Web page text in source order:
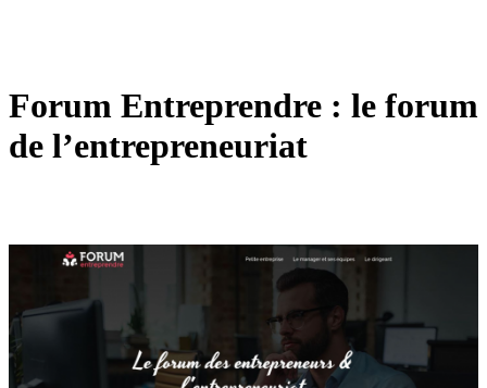
Forum Entreprendre : le forum
de l’entrepreneuriat